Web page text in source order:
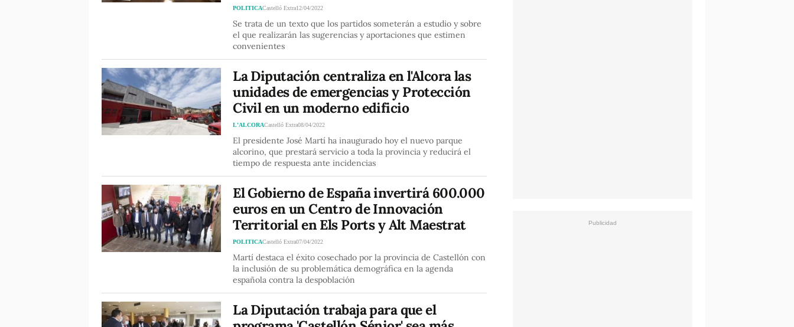
POLITICACastelló Extra12/04/2022
Se trata de un texto que los partidos someterán a estudio y sobre
el que realizarán las sugerencias y aportaciones que estimen
convenientes
La Diputación centraliza en l'Alcora las
unidades de emergencias y Protección
Civil en un moderno edificio
L'ALCORACastelló Extra08/04/2022
El presidente José Martí ha inaugurado hoy el nuevo parque
alcorino, que prestará servicio a toda la provincia y reducirá el
tiempo de respuesta ante incidencias
El Gobierno de España invertirá 600.000
euros en un Centro de Innovación
Territorial en Els Ports y Alt Maestrat
POLITICACastelló Extra07/04/2022
Martí destaca el éxito cosechado por la provincia de Castellón con
la inclusión de su problemática demográfica en la agenda
española contra la despoblación
La Diputación trabaja para que el